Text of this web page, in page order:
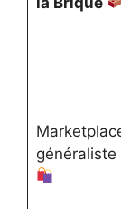
généraliste